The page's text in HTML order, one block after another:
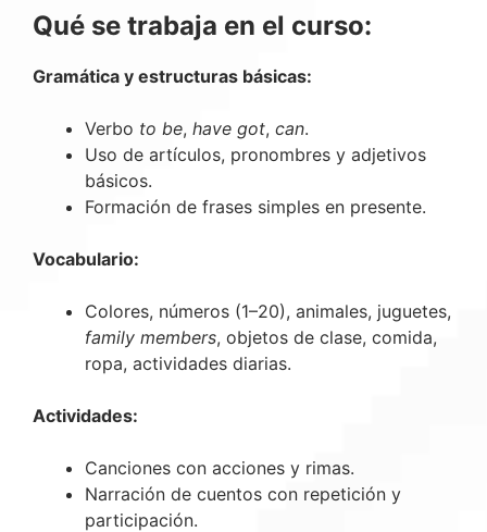
Qué se trabaja en el curso:
Gramática y estructuras básicas:
Verbo to be, have got, can.
Uso de artículos, pronombres y adjetivos
básicos.
Formación de frases simples en presente.
Vocabulario:
Colores, números (1–20), animales, juguetes,
family members, objetos de clase, comida,
ropa, actividades diarias.
Actividades:
Canciones con acciones y rimas.
Narración de cuentos con repetición y
participación.